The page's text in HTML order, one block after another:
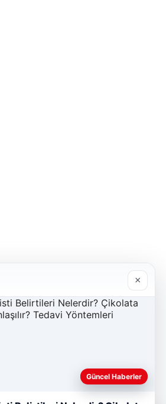
×
Güncel Haberler